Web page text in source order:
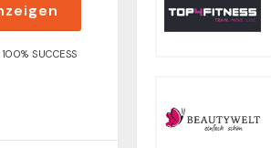
100% SUCCESS